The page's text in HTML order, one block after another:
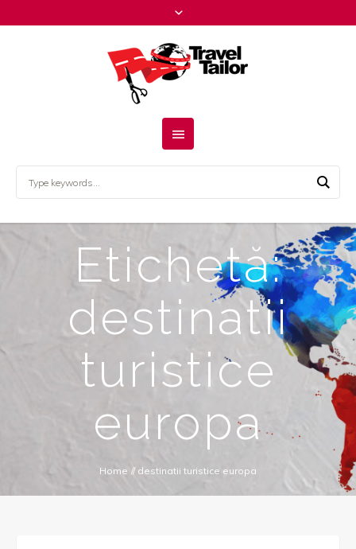
Etichetă:
destinatii
turistice
europa
Home // destinatii turistice europa